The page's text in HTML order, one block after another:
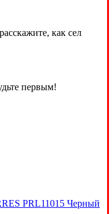
как сел
первым!
PRL11015 Черный